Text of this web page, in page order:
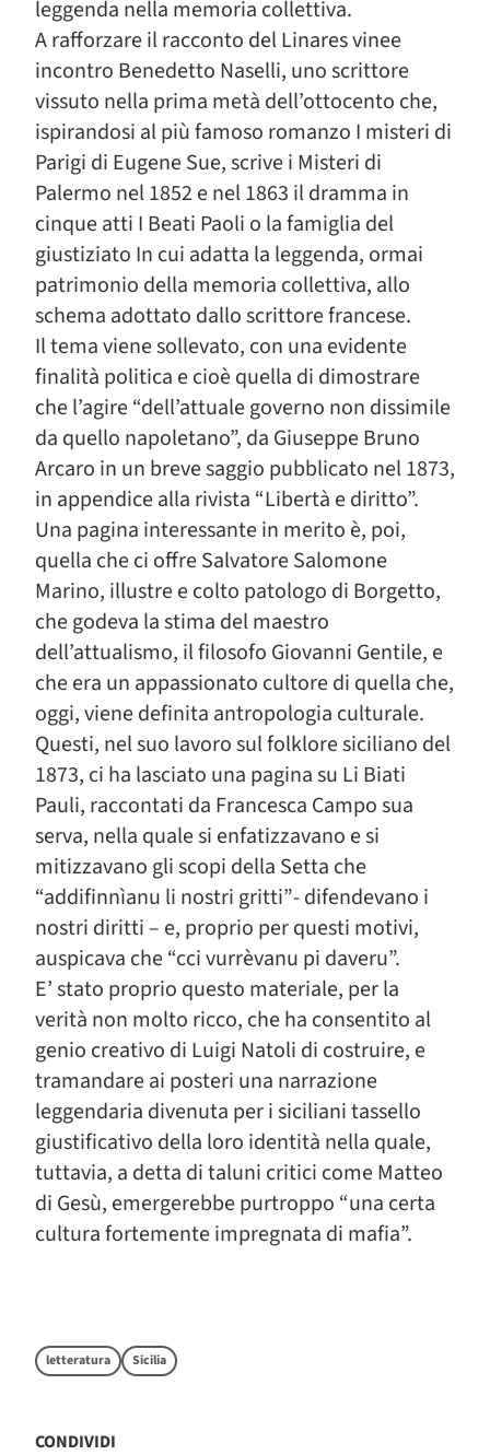
leggenda nella memoria collettiva.
A rafforzare il racconto del Linares vinee
incontro Benedetto Naselli, uno scrittore
vissuto nella prima metà dell’ottocento che,
ispirandosi al più famoso romanzo I misteri di
Parigi di Eugene Sue, scrive i Misteri di
Palermo nel 1852 e nel 1863 il dramma in
cinque atti I Beati Paoli o la famiglia del
giustiziato In cui adatta la leggenda, ormai
patrimonio della memoria collettiva, allo
schema adottato dallo scrittore francese.
Il tema viene sollevato, con una evidente
finalità politica e cioè quella di dimostrare
che l’agire “dell’attuale governo non dissimile
da quello napoletano”, da Giuseppe Bruno
Arcaro in un breve saggio pubblicato nel 1873,
in appendice alla rivista “Libertà e diritto”.
Una pagina interessante in merito è, poi,
quella che ci offre Salvatore Salomone
Marino, illustre e colto patologo di Borgetto,
che godeva la stima del maestro
dell’attualismo, il filosofo Giovanni Gentile, e
che era un appassionato cultore di quella che,
oggi, viene definita antropologia culturale.
Questi, nel suo lavoro sul folklore siciliano del
1873, ci ha lasciato una pagina su Li Biati
Pauli, raccontati da Francesca Campo sua
serva, nella quale si enfatizzavano e si
mitizzavano gli scopi della Setta che
“addifinnìanu li nostri gritti”- difendevano i
nostri diritti – e, proprio per questi motivi,
auspicava che “cci vurrèvanu pi daveru”.
E’ stato proprio questo materiale, per la
verità non molto ricco, che ha consentito al
genio creativo di Luigi Natoli di costruire, e
tramandare ai posteri una narrazione
leggendaria divenuta per i siciliani tassello
giustificativo della loro identità nella quale,
tuttavia, a detta di taluni critici come Matteo
di Gesù, emergerebbe purtroppo “una certa
cultura fortemente impregnata di mafia”.
letteratura Sicilia
CONDIVIDI